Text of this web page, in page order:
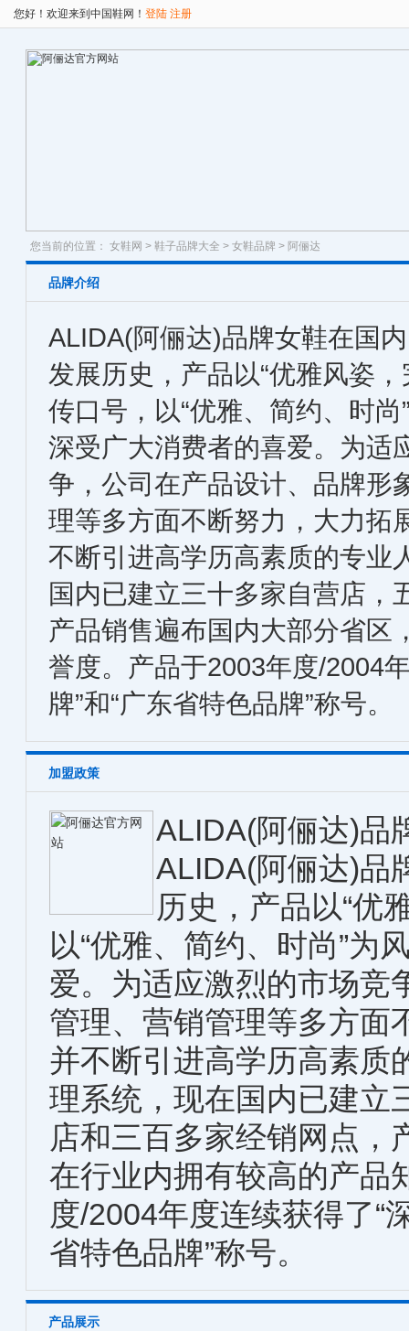
您好！欢迎来到中国鞋网！ 登陆 注册
您当前的位置： 女鞋网 > 鞋子品牌大全 > 女鞋品牌 > 阿俪达
品牌介绍
ALIDA(阿俪达)品牌女鞋在国
发展历史，产品以“优雅风姿
传口号，以“优雅、简约、时
深受广大消费者的喜爱。为适
争，公司在产品设计、品牌形
理等多方面不断努力，大力拓
不断引进高学历高素质的专业
国内已建立三十多家自营店，
产品销售遍布国内大部分省区
誉度。产品于2003年度/2004
牌”和“广东省特色品牌”称号。
加盟政策
ALIDA(阿俪达)品
ALIDA(阿俪达)品
历史，产品以“优
以“优雅、简约、时尚”为
爱。为适应激烈的市场竞
管理、营销管理等多方面
并不断引进高学历高素质
理系统，现在国内已建立
店和三百多家经销网点，
在行业内拥有较高的产品
度/2004年度连续获得了“
省特色品牌”称号。
产品展示